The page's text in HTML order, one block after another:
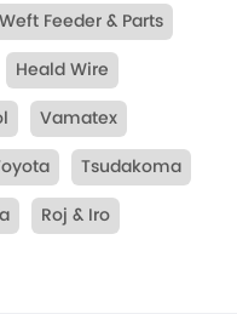
Weft Feeder & Parts
Heald Wire
Vamatex
Tsudakoma
Roj & Iro